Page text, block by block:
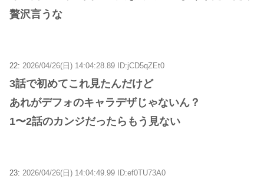
贅沢言うな
22: 2026/04/26(日) 14:04:28.89 ID:jCD5qZEt0
3話で初めてこれ見たんだけど
あれがデフォのキャラデザじゃないん？
1〜2話のカンジだったらもう見ない
23: 2026/04/26(日) 14:04:49.99 ID:ef0TU73A0